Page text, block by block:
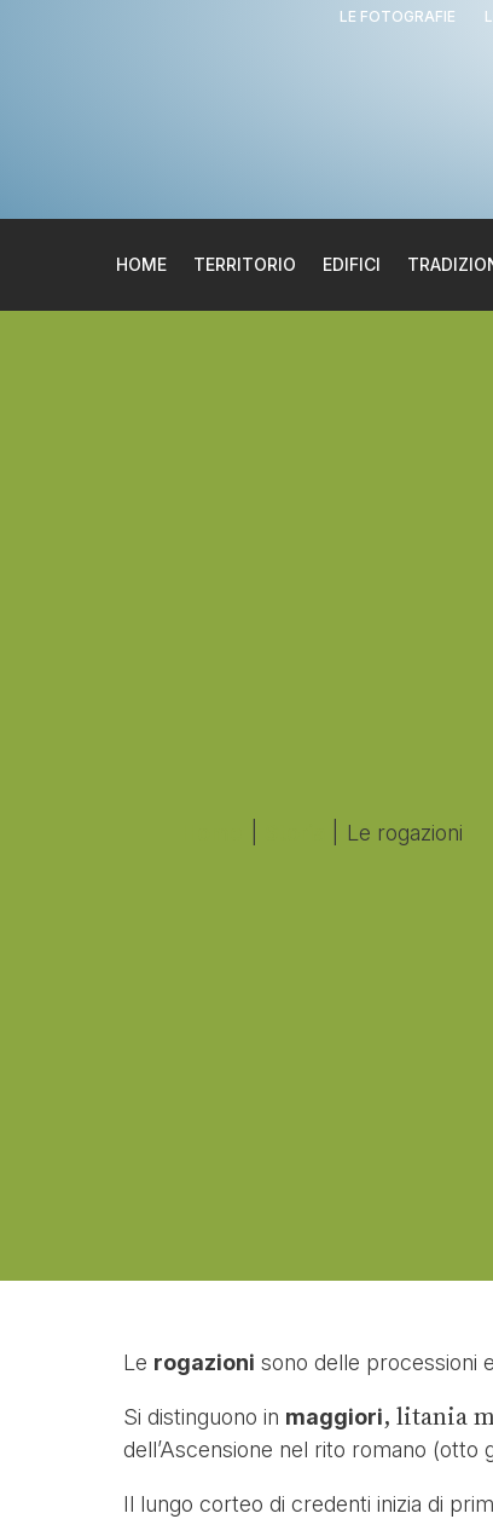
LE FOTOGRAFIE
HOME TERRITORIO EDIFICI
Le rogazioni
Le rogazioni sono delle processioni
Si distinguono in maggiori, litania
dell’Ascensione nel rito romano (otto
Il lungo corteo di credenti inizia di